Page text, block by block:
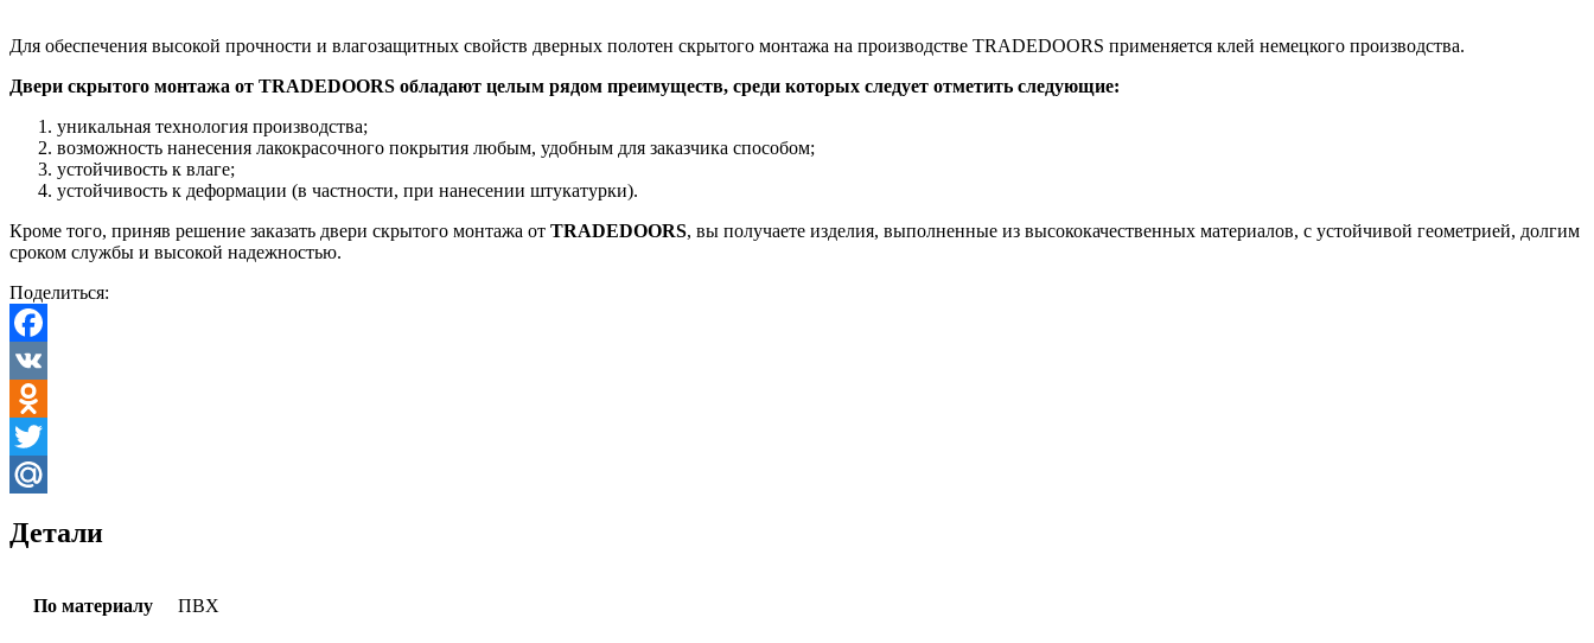
Для обеспечения высокой прочности и влагозащитных свойств дверных полотен скрытого монтажа на производстве TRADEDOORS применяется клей немецкого производства.
Двери скрытого монтажа от TRADEDOORS обладают целым рядом преимуществ, среди которых следует отметить следующие:
уникальная технология производства;
возможность нанесения лакокрасочного покрытия любым, удобным для заказчика способом;
устойчивость к влаге;
устойчивость к деформации (в частности, при нанесении штукатурки).
Кроме того, приняв решение заказать двери скрытого монтажа от TRADEDOORS, вы получаете изделия, выполненные из высококачественных материалов, с устойчивой геометрией, долгим
сроком службы и высокой надежностью.
Поделиться:
Facebook
VK
Odnoklassniki
Twitter
Детали
По материалу ПВХ